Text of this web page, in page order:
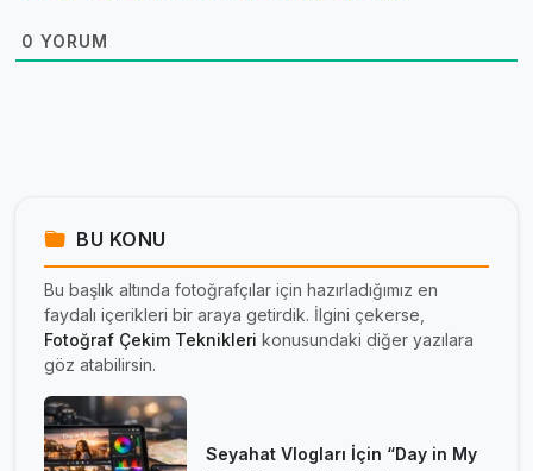
0 YORUM
BU KONU
Bu başlık altında fotoğrafçılar için hazırladığımız en
faydalı içerikleri bir araya getirdik. İlgini çekerse,
Fotoğraf Çekim Teknikleri konusundaki diğer yazılara
göz atabilirsin.
Seyahat Vlogları İçin “Day in My